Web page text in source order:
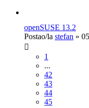
openSUSE 13.2
Postao/la stefan »
1
...
42
43
44
45